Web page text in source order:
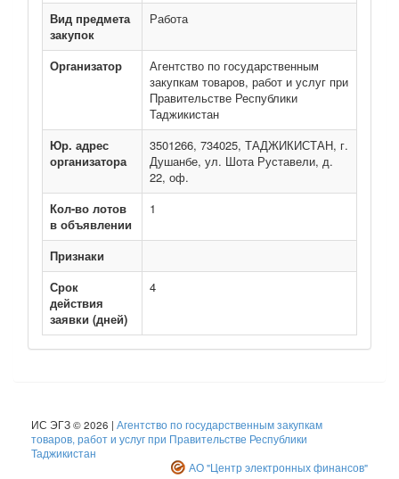
Вид предмета
закупок
Работа
Организатор
Агентство по государственным
закупкам товаров, работ и услуг при
Правительстве Республики
Таджикистан
Юр. адрес
организатора
3501266, 734025, ТАДЖИКИСТАН, г.
Душанбе, ул. Шота Руставели, д.
22, оф.
Кол-во лотов
в объявлении
1
Признаки
Срок
действия
заявки (дней)
4
ИС ЭГЗ © 2026 | Агентство по государственным закупкам
товаров, работ и услуг при Правительстве Республики
Таджикистан
АО "Центр электронных финансов"